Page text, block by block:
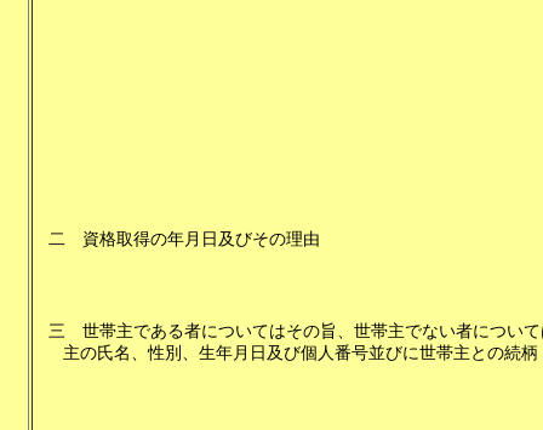
二 資格取得の年月日及びその理由
三
世帯主である者についてはその旨、世帯主でない者につい
主の氏名、性別、生年月日及び個人番号並びに世帯主との続柄